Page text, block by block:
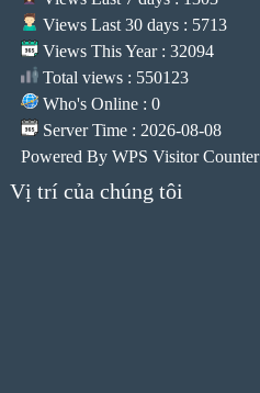
Views Last 30 days : 5713
Views This Year : 32094
Total views : 550123
Who's Online : 0
Server Time : 2026-08-08
Powered By WPS Visitor Counter
Vị trí của chúng tôi